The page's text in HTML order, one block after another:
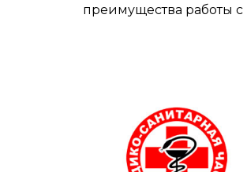
преимущества работы